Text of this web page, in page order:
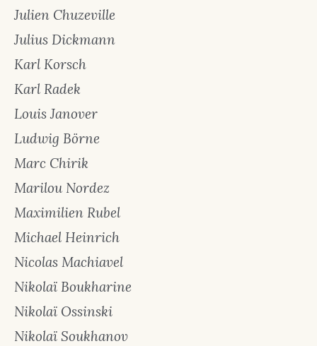
Julien Chuzeville
Julius Dickmann
Karl Korsch
Karl Radek
Louis Janover
Ludwig Börne
Marc Chirik
Marilou Nordez
Maximilien Rubel
Michael Heinrich
Nicolas Machiavel
Nikolaï Boukharine
Nikolaï Ossinski
Nikolaï Soukhanov